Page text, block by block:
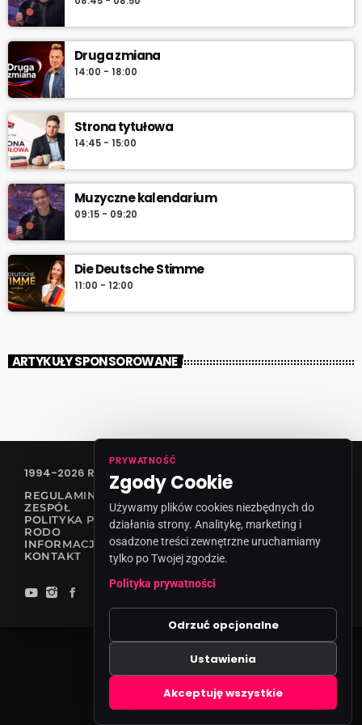
najlepszą muzykę, która towarzyszy od pierwszych chwil dnia aż
Druga zmiana
14:00 - 18:00
Strona tytułowa
14:45 - 15:00
Muzyczne kalendarium
09:15 - 09:20
Die Deutsche Stimme
11:00 - 12:00
ARTYKUŁY SPONSOROWANE
1994-2026 RADIO VANESSA SPÓŁKA Z O.O
REGULAMIN KONKURSÓW
ZESPÓŁ
POLITYKA PRYWATNOŚCI
RODO
INFORMACJA O NADAWCY
KONTAKT
PRYWATNOŚĆ
Zgody Cookie
Używamy plików cookies niezbędnych do
działania strony. Analitykę, marketing i
osadzone treści zewnętrzne uruchamiamy
tylko po Twojej zgodzie.
Polityka prywatności
Odrzuć opcjonalne
Ustawienia
Akceptuję wszystkie
Zgody cookies